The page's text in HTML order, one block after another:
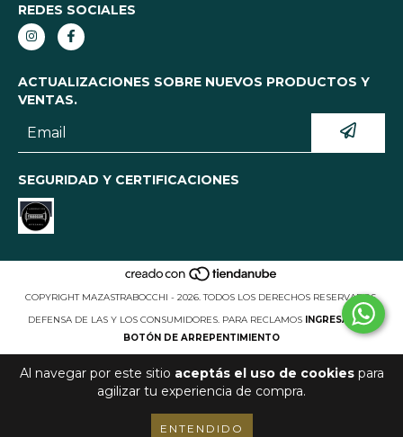
Al navegar por este sitio aceptás el uso de cookiespara
agilizar tu experiencia de compra.
ENTENDIDO
REDES SOCIALES
ACTUALIZACIONES SOBRE NUEVOS PRODUCTOS Y
VENTAS.
SEGURIDAD Y CERTIFICACIONES
COPYRIGHT MAZASTRABOCCHI - 2026. TODOS LOS DERECHOS RESERVADOS.
DEFENSA DE LAS Y LOS CONSUMIDORES. PARA RECLAMOS
INGRESÁ ACÁ.
BOTÓN DE ARREPENTIMIENTO